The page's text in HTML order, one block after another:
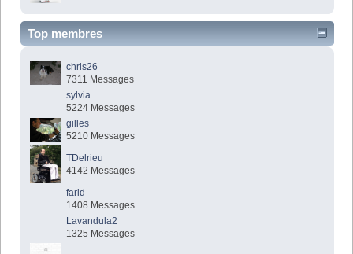
Top membres
chris26
7311 Messages
sylvia
5224 Messages
gilles
5210 Messages
TDelrieu
4142 Messages
farid
1408 Messages
Lavandula2
1325 Messages